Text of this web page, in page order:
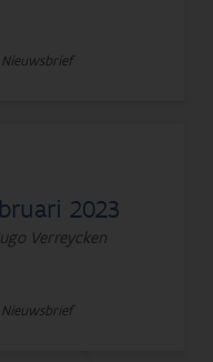
Nieuwsbrief
2023
Verreycken
Nieuwsbrief